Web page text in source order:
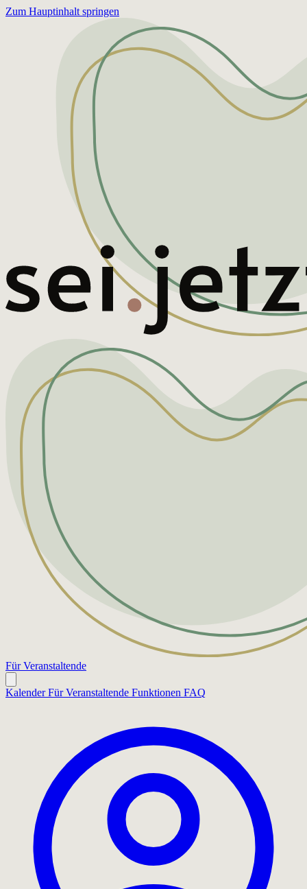
Zum Hauptinhalt springen
Für Veranstaltende
Kalender Für Veranstaltende Funktionen FAQ